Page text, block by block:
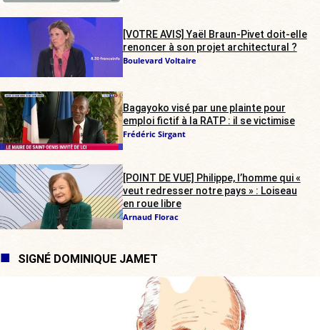
[VOTRE AVIS] Yaël Braun-Pivet doit-elle
renoncer à son projet architectural ?
Boulevard Voltaire
Bagayoko visé par une plainte pour
emploi fictif à la RATP : il se victimise
Frédéric Sirgant
[POINT DE VUE] Philippe, l’homme qui «
veut redresser notre pays » : Loiseau
en roue libre
Arnaud Florac
SIGNÉ DOMINIQUE JAMET